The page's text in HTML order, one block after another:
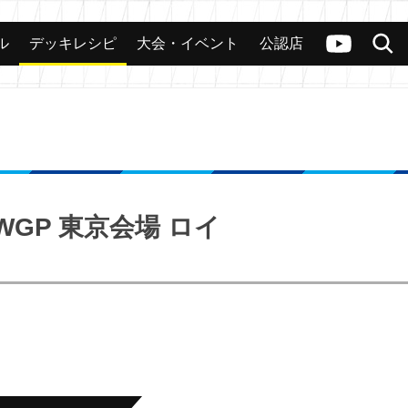
ヴァンガードch
検索
カード 大会 公認店舗 その他
デッキレシピ 大会・イベント 公認店
東京会場 ロイ